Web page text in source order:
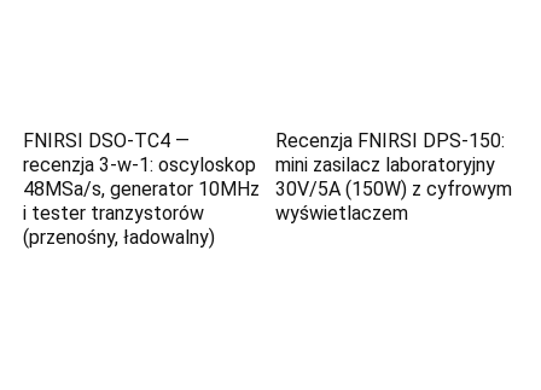
FNIRSI DSO-TC4 —
recenzja 3‑w‑1: oscyloskop
48MSa/s, generator 10MHz
i tester tranzystorów
(przenośny, ładowalny)
Recenzja FNIRSI DPS-150:
mini zasilacz laboratoryjny
30V/5A (150W) z cyfrowym
wyświetlaczem